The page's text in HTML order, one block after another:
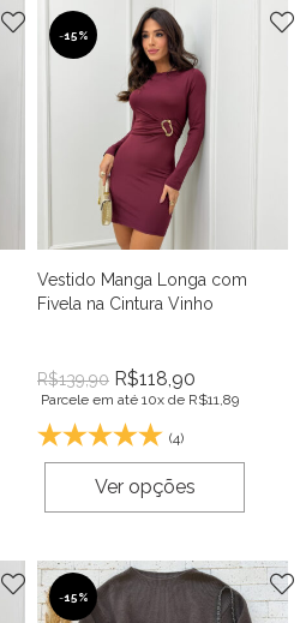
-15%
Vestido Manga Longa com
Fivela na Cintura Vinho
R$139,90 R$118,90
Parcele em até 10x de R$11,89
(4)
Ver opções
-15%